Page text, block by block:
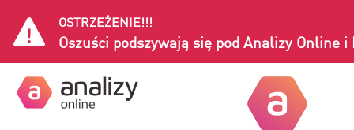
OSTRZEŻENIE!!!
Oszuści podszywają się pod Analizy Online i